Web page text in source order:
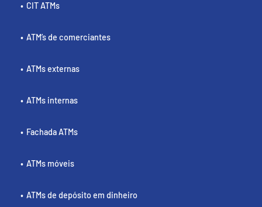
CIT ATMs
ATM’s de comerciantes
ATMs externas
ATMs internas
Fachada ATMs
ATMs móveis
ATMs de depósito em dinheiro